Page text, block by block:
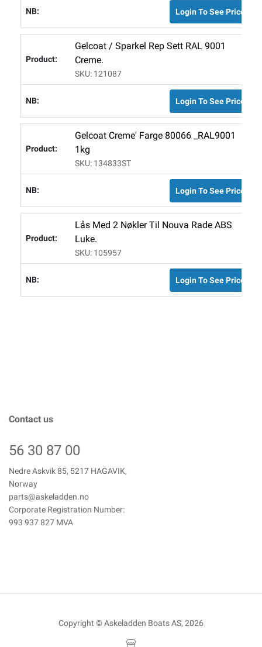
Login To See Price
Gelcoat / Sparkel Rep Sett RAL 9001
Creme.
SKU: 121087
Login To See Price
Gelcoat Creme' Farge 80066 _RAL9001
1kg
SKU: 134833ST
Login To See Price
Lås Med 2 Nøkler Til Nouva Rade ABS
Luke.
SKU: 105957
Login To See Price
Contact us
56 30 87 00
Nedre Askvik 85, 5217 HAGAVIK,
Norway
parts@askeladden.no
Corporate Registration Number:
993 937 827 MVA
Copyright © Askeladden Boats AS, 2026